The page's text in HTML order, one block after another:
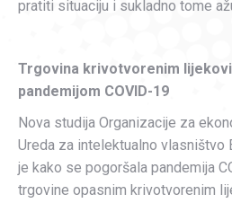
pratiti situaciju i sukladno tome
Trgovina krivotvorenim
pandemijom COVID-19
Nova studija Organizacije za
Ureda za intelektualno vlasništvo
je kako se pogoršala pandemija
trgovine opasnim krivotvorenim